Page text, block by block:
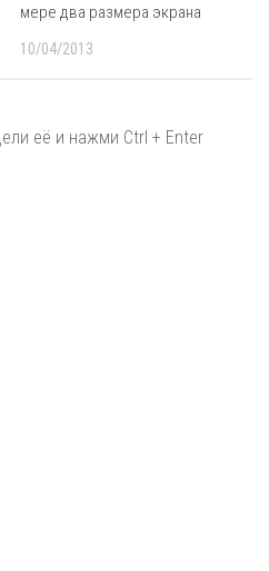
мере два размера экрана
10/04/2013
её и нажми Ctrl + Enter